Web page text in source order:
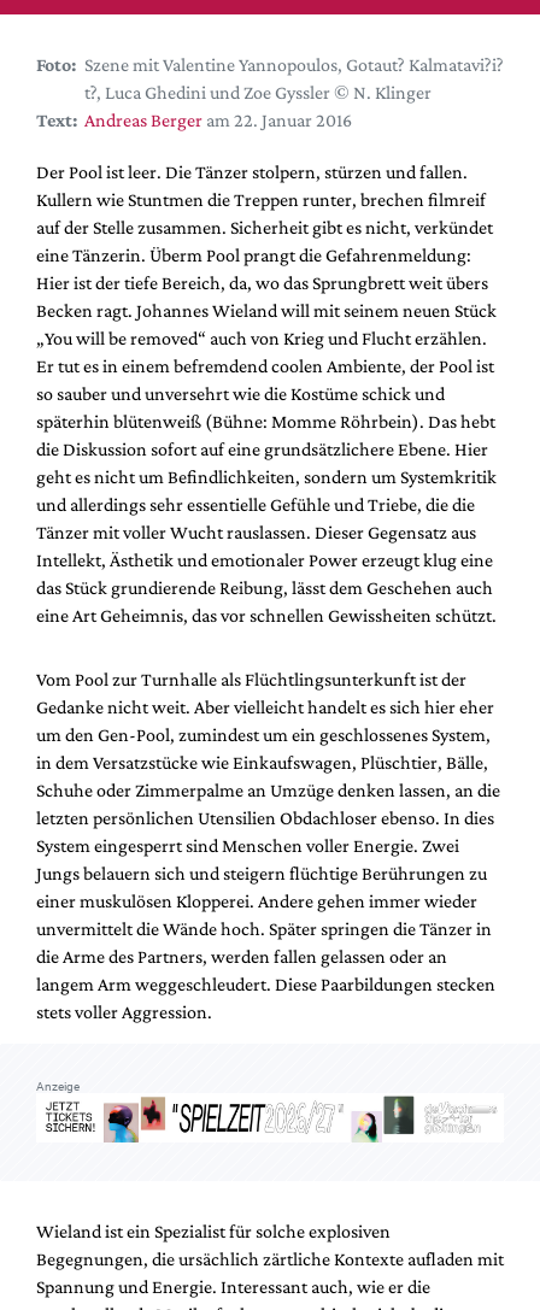
DdB-map
Kalender
Premierensuche
Festival-Planer
Hefte
Alle Hefte
Leseproben
Podcast
Service
Shop / Abo
Newsletter
Redaktion
Autor:innen
Partner
Mediadaten
Suche
Foto: Szene mit Valentine Yannopoulos, Gotaut? Kalmatavi?i?
t?, Luca Ghedini und Zoe Gyssler © N. Klinger
Text: Andreas Berger am 22. Januar 2016
Der Pool ist leer. Die Tänzer stolpern, stürzen und fallen.
Kullern wie Stuntmen die Treppen runter, brechen filmreif
auf der Stelle zusammen. Sicherheit gibt es nicht, verkündet
eine Tänzerin. Überm Pool prangt die Gefahrenmeldung:
Hier ist der tiefe Bereich, da, wo das Sprungbrett weit übers
Becken ragt. Johannes Wieland will mit seinem neuen Stück
„You will be removed“ auch von Krieg und Flucht erzählen.
Er tut es in einem befremdend coolen Ambiente, der Pool ist
so sauber und unversehrt wie die Kostüme schick und
späterhin blütenweiß (Bühne: Momme Röhrbein). Das hebt
die Diskussion sofort auf eine grundsätzlichere Ebene. Hier
geht es nicht um Befindlichkeiten, sondern um Systemkritik
und allerdings sehr essentielle Gefühle und Triebe, die die
Tänzer mit voller Wucht rauslassen. Dieser Gegensatz aus
Intellekt, Ästhetik und emotionaler Power erzeugt klug eine
das Stück grundierende Reibung, lässt dem Geschehen auch
eine Art Geheimnis, das vor schnellen Gewissheiten schützt.
Vom Pool zur Turnhalle als Flüchtlingsunterkunft ist der
Gedanke nicht weit. Aber vielleicht handelt es sich hier eher
um den Gen-Pool, zumindest um ein geschlossenes System,
in dem Versatzstücke wie Einkaufswagen, Plüschtier, Bälle,
Schuhe oder Zimmerpalme an Umzüge denken lassen, an die
letzten persönlichen Utensilien Obdachloser ebenso. In dies
System eingesperrt sind Menschen voller Energie. Zwei
Jungs belauern sich und steigern flüchtige Berührungen zu
einer muskulösen Klopperei. Andere gehen immer wieder
unvermittelt die Wände hoch. Später springen die Tänzer in
die Arme des Partners, werden fallen gelassen oder an
langem Arm weggeschleudert. Diese Paarbildungen stecken
stets voller Aggression.
Anzeige
Wieland ist ein Spezialist für solche explosiven
Begegnungen, die ursächlich zärtliche Kontexte aufladen mit
Spannung und Energie. Interessant auch, wie er die